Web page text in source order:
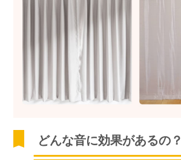
どんな音に効果があるの？